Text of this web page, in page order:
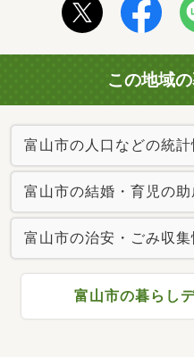
この地域
富山市の人口などの統計
富山市の結婚・育児の助
富山市の治安・ごみ収集
富山市の暮らし